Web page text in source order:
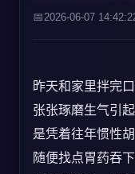
2026-06-07
昨天和家里拌完
张张琢磨生气引
是凭着往年惯性
随便找点胃药吞